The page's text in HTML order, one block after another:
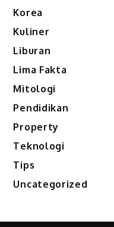
Korea
Kuliner
Liburan
Lima Fakta
Mitologi
Pendidikan
Property
Teknologi
Tips
Uncategorized